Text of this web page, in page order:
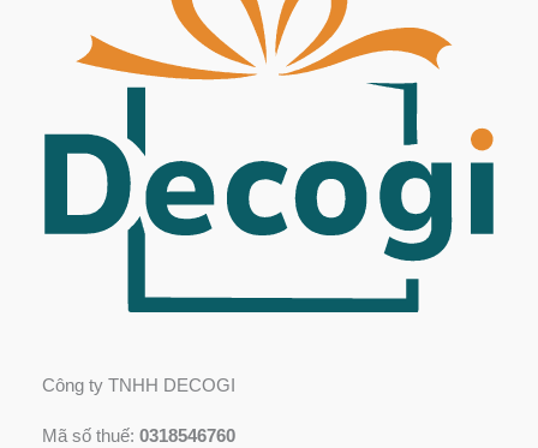
Công ty TNHH DECOGI
Mã số thuế: 0318546760